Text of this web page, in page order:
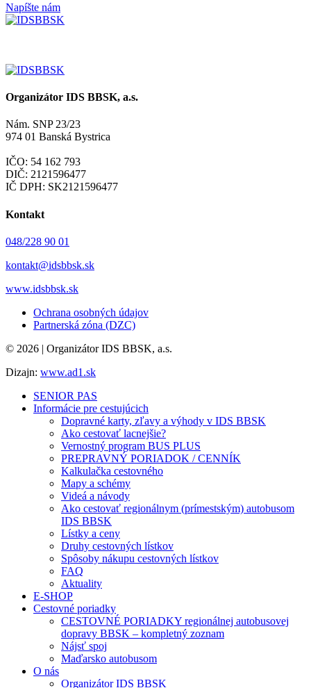
Napíšte nám
Organizátor IDS BBSK, a.s.
Nám. SNP 23/23
974 01 Banská Bystrica
IČO: 54 162 793
DIČ: 2121596477
IČ DPH: SK2121596477
Kontakt
048/228 90 01
kontakt@idsbbsk.sk
www.idsbbsk.sk
Ochrana osobných údajov
Partnerská zóna (DZC)
© 2026 | Organizátor IDS BBSK, a.s.
Dizajn: www.ad1.sk
SENIOR PAS
Informácie pre cestujúcich
Dopravné karty, zľavy a výhody v IDS BBSK
Ako cestovať lacnejšie?
Vernostný program BUS PLUS
PREPRAVNÝ PORIADOK / CENNÍK
Kalkulačka cestovného
Mapy a schémy
Videá a návody
Ako cestovať regionálnym (prímestským) autobusom
IDS BBSK
Lístky a ceny
Druhy cestovných lístkov
Spôsoby nákupu cestovných lístkov
FAQ
Aktuality
E-SHOP
Cestovné poriadky
CESTOVNÉ PORIADKY regionálnej autobusovej
dopravy BBSK – kompletný zoznam
Nájsť spoj
Maďarsko autobusom
O nás
Organizátor IDS BBSK